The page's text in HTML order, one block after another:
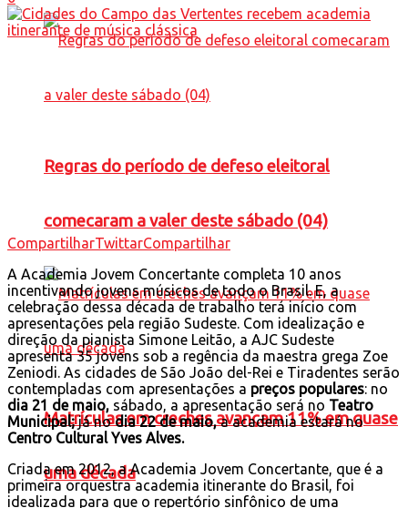
Regras do período de defeso eleitoral
comecaram a valer deste sábado (04)
Matrículas em creches avançam 11% em quase
uma década
CompartilharTwittarCompartilhar
A Academia Jovem Concertante completa 10 anos
incentivando jovens músicos de todo o Brasil. E, a
celebração dessa década de trabalho terá início com
apresentações pela região Sudeste. Com idealização e
direção da pianista Simone Leitão, a AJC Sudeste
apresenta 35 jovens sob a regência da maestra grega Zoe
Zeniodi. As cidades de São João del-Rei e Tiradentes serão
contempladas com apresentações a preços populares: no
dia 21 de maio, sábado, a apresentação será no Teatro
Municipal;já nodia 22 de maio,a academia estará no
Centro Cultural Yves Alves.
Criada em 2012, a Academia Jovem Concertante, que é a
primeira orquestra academia itinerante do Brasil, foi
idealizada para que o repertório sinfônico de uma